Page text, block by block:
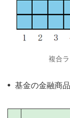
複合
基金の金融商